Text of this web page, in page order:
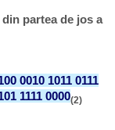
partea de jos a
0010 1011 0111
1111 0000(2)